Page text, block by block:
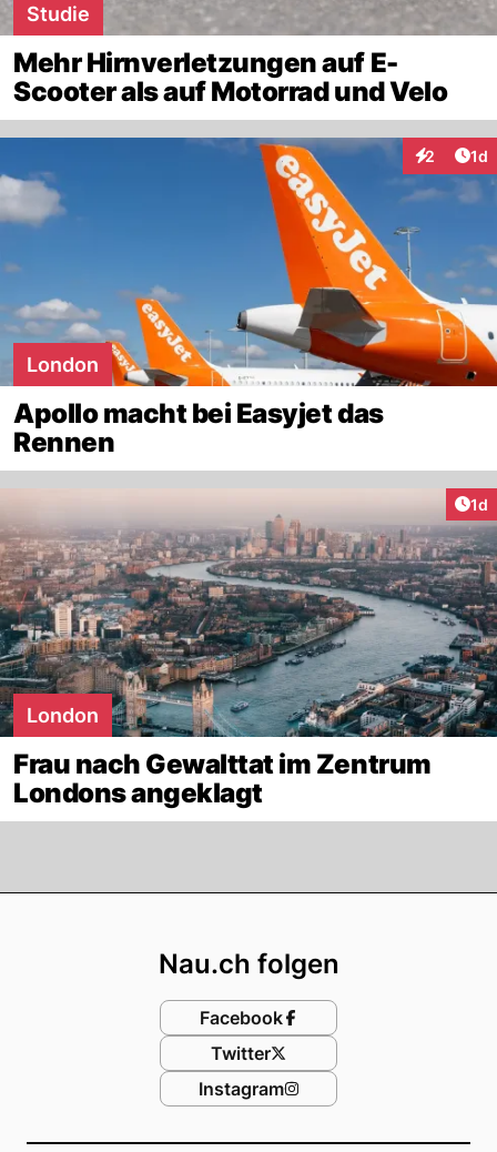
Studie
Mehr Hirnverletzungen auf E-
Scooter als auf Motorrad und Velo
2 1d
London
Apollo macht bei Easyjet das
Rennen
1d
London
Frau nach Gewalttat im Zentrum
Londons angeklagt
Nau.ch folgen
Facebook
Twitter
Instagram